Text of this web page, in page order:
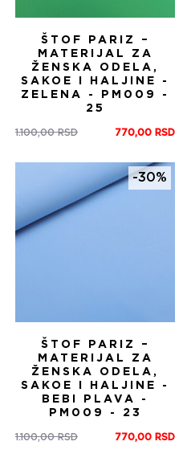
ŠTOF PARIZ –
MATERIJAL ZA
ŽENSKA ODELA,
SAKOE I HALJINE -
ZELENA - PM009 -
25
1.100,00RSD
Оригинална
била:
1.100,00 RSD.
770,00 RSD
Тренутна
770,00 RSD.
-30%
ŠTOF PARIZ –
MATERIJAL ZA
ŽENSKA ODELA,
SAKOE I HALJINE -
BEBI PLAVA -
PM009 - 23
1.100,00RSD
Оригинална
770,00 RSD
Тренутна